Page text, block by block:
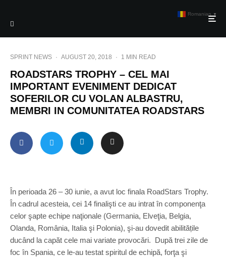
SPRINT NEWS · AUGUST 20, 2018 · 1 MIN READ
ROADSTARS TROPHY – CEL MAI
IMPORTANT EVENIMENT DEDICAT
SOFERILOR CU VOLAN ALBASTRU,
MEMBRI IN COMUNITATEA ROADSTARS
În perioada 26 – 30 iunie, a avut loc finala RoadStars Trophy.
În cadrul acesteia, cei 14 finalişti ce au intrat în componenţa
celor şapte echipe naţionale (Germania, Elveţia, Belgia,
Olanda, România, Italia şi Polonia), şi-au dovedit abilitățile
ducând la capăt cele mai variate provocări. După trei zile de
foc în Spania, ce le-au testat spiritul de echipă, forţa şi
Romanian ▼